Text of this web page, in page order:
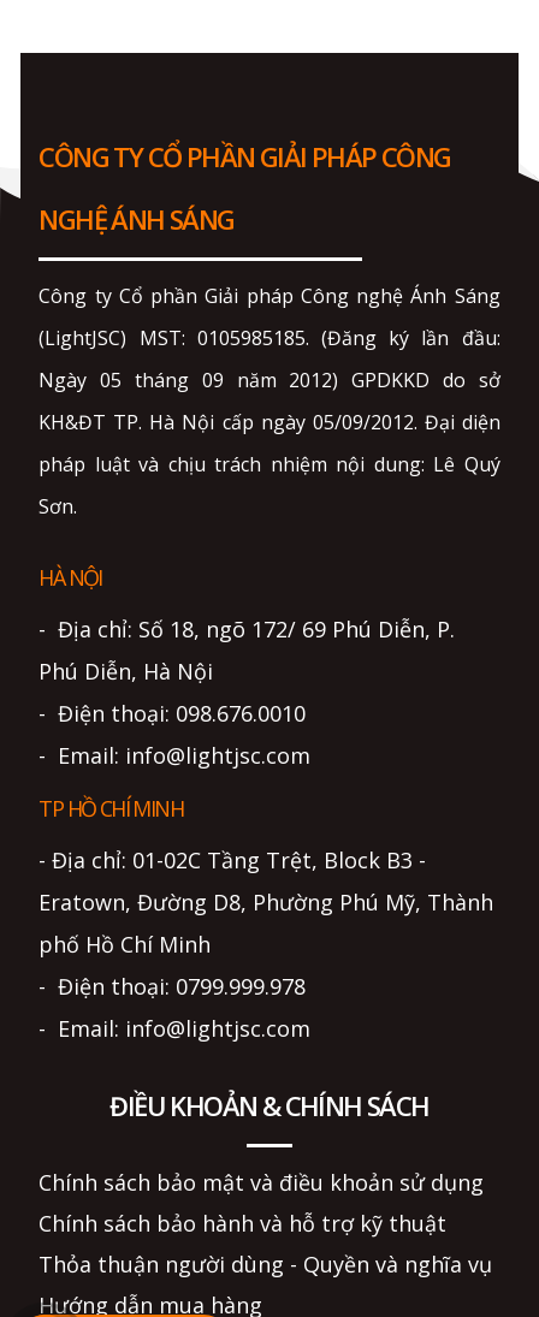
CÔNG TY CỔ PHẦN GIẢI PHÁP CÔNG
NGHỆ ÁNH SÁNG
Công ty Cổ phần Giải pháp Công nghệ Ánh Sáng
(LightJSC) MST: 0105985185. (Đăng ký lần đầu:
Ngày 05 tháng 09 năm 2012) GPDKKD do sở
KH&ĐT TP. Hà Nội cấp ngày 05/09/2012. Đại diện
pháp luật và chịu trách nhiệm nội dung: Lê Quý
Sơn.
HÀ NỘI
- Địa chỉ: Số 18, ngõ 172/ 69 Phú Diễn, P.
Phú Diễn, Hà Nội
- Điện thoại: 098.676.0010
- Email: info@lightjsc.com
TP HỒ CHÍ MINH
- Địa chỉ: 01-02C Tầng Trệt, Block B3 -
Eratown, Đường D8, Phường Phú Mỹ, Thành
phố Hồ Chí Minh
- Điện thoại: 0799.999.978
- Email: info@lightjsc.com
ĐIỀU KHOẢN & CHÍNH SÁCH
Chính sách bảo mật và điều khoản sử dụng
Chính sách bảo hành và hỗ trợ kỹ thuật
Thỏa thuận người dùng - Quyền và nghĩa vụ
Hướng dẫn mua hàng